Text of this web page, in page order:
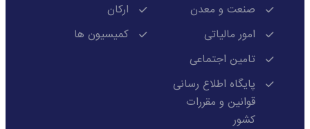
صنعت و معدن
امور مالیاتی
تامین اجتماعی
پایگاه اطلاع رسانی
قوانین و مقررات
کشور
ارکان
کمیسیون ها